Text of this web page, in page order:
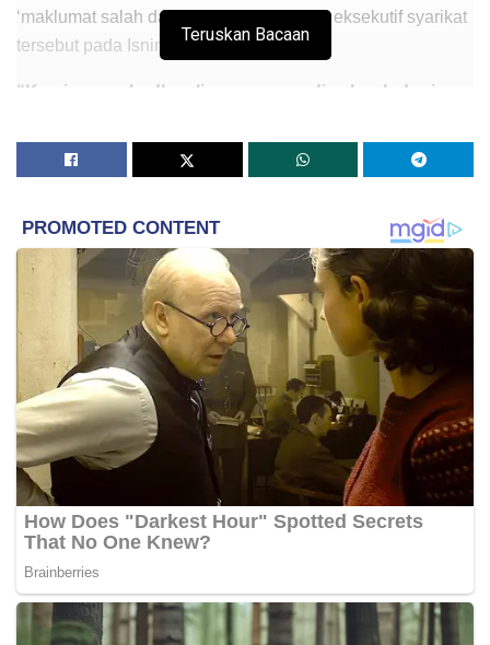
‘maklumat salah dan khabar angin’, kata eksekutif syarikat
tersebut pada Isnin.
“Kami mengehadkan lima pesanan di seluruh dunia
dasar dan komunikasi di WhatsApp pada hari Isnin dalam
sebuah majlis yang berlangsung di Jakarta, Indonesia.
Sebelum ini, pengguna WhatsApp boleh menghantar
mesej ‘forward’ kepada 20 individu atau kumpulan.
Langkah sama mula dilaksanakan di India pada Julai
tahun lalu selepas penyebaran khabar angin yang
menyebabkan beberapa pembunuhan berlaku di negara
itu. – Reuters
Teruskan Bacaan